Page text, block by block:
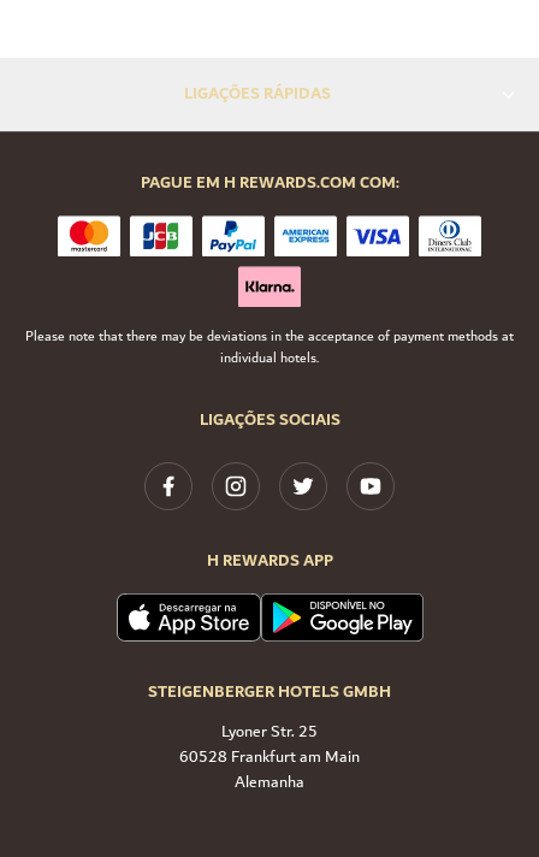
LIGAÇÕES RÁPIDAS
LIGAÇÕES SOCIAIS
H REWARDS APP
STEIGENBERGER HOTELS GMBH
Lyoner Str. 25
60528 Frankfurt am Main
Alemanha
PAGUE EM H REWARDS.COM COM:
Please note that there may be deviations in the acceptance of payment methods at
individual hotels.